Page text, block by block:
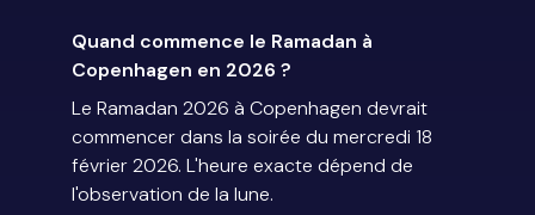
Quand commence le Ramadan à
Copenhagen en 2026 ?
Le Ramadan 2026 à Copenhagen devrait
commencer dans la soirée du mercredi 18
février 2026. L'heure exacte dépend de
l'observation de la lune.